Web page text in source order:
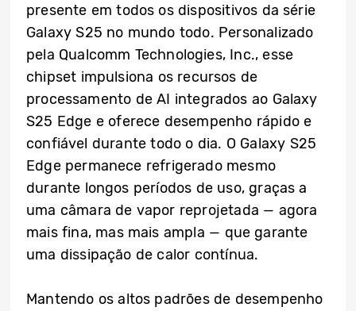
presente em todos os dispositivos da série
Galaxy S25 no mundo todo. Personalizado
pela Qualcomm Technologies, Inc., esse
chipset impulsiona os recursos de
processamento de AI integrados ao Galaxy
S25 Edge e oferece desempenho rápido e
confiável durante todo o dia. O Galaxy S25
Edge permanece refrigerado mesmo
durante longos períodos de uso, graças a
uma câmara de vapor reprojetada — agora
mais fina, mas mais ampla — que garante
uma dissipação de calor contínua.
Mantendo os altos padrões de desempenho